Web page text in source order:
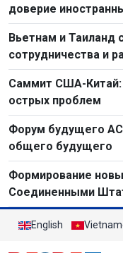
доверие
Вьетнам и Таиланд
сотрудничества и
Саммит США-Китай:
острых проблем
Форум будущего
общего будущего
Формирование
Соединенными
English